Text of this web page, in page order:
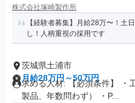
株式会社塚崎製作所
【経験者募集】月給28万〜！土
し！人柄重視の採用です
茨城県土浦市
月給28万円～50万円
求める人材: 【必須条件】 ・
製品、年数問わず） ・P...